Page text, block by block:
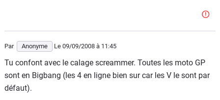
Par Anonyme Le 09/09/2008 à 11:45
Tu confont avec le calage screammer. Toutes les moto GP
sont en Bigbang (les 4 en ligne bien sur car les V le sont par
défaut).